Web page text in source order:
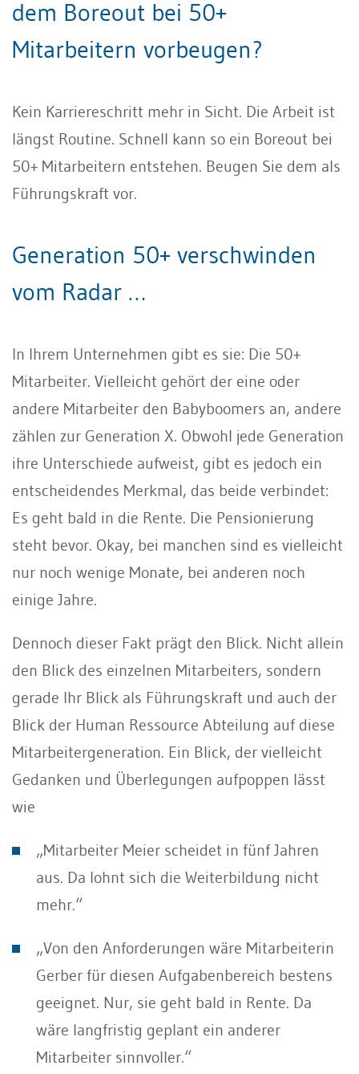
dem Boreout bei 50+
Mitarbeitern vorbeugen?
Kein Karriereschritt mehr in Sicht. Die Arbeit ist
längst Routine. Schnell kann so ein Boreout bei
50+ Mitarbeitern entstehen. Beugen Sie dem als
Führungskraft vor.
Generation 50+ verschwinden
vom Radar …
In Ihrem Unternehmen gibt es sie: Die 50+
Mitarbeiter. Vielleicht gehört der eine oder
andere Mitarbeiter den Babyboomers an, andere
zählen zur Generation X. Obwohl jede Generation
ihre Unterschiede aufweist, gibt es jedoch ein
entscheidendes Merkmal, das beide verbindet:
Es geht bald in die Rente. Die Pensionierung
steht bevor. Okay, bei manchen sind es vielleicht
nur noch wenige Monate, bei anderen noch
einige Jahre.
Dennoch dieser Fakt prägt den Blick. Nicht allein
den Blick des einzelnen Mitarbeiters, sondern
gerade Ihr Blick als Führungskraft und auch der
Blick der Human Ressource Abteilung auf diese
Mitarbeitergeneration. Ein Blick, der vielleicht
Gedanken und Überlegungen aufpoppen lässt
wie
„Mitarbeiter Meier scheidet in fünf Jahren
aus. Da lohnt sich die Weiterbildung nicht
mehr.“
„Von den Anforderungen wäre Mitarbeiterin
Gerber für diesen Aufgabenbereich bestens
geeignet. Nur, sie geht bald in Rente. Da
wäre langfristig geplant ein anderer
Mitarbeiter sinnvoller.“